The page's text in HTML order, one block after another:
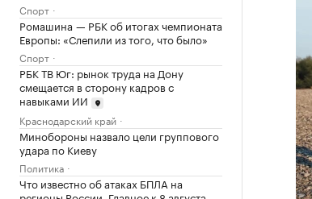
Спорт
Ромашина — РБК об итогах чемпионата
Европы: «Слепили из того, что было»
Спорт
РБК ТВ Юг: рынок труда на Дону
смещается в сторону кадров с
навыками ИИ
Краснодарский край
Минобороны назвало цели группового
удара по Киеву
Политика
Что известно об атаках БПЛА на